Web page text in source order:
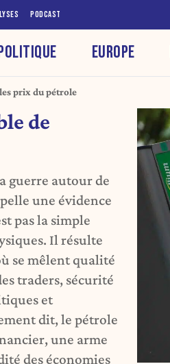
PODCAST
EUROPE
prix du pétrole
de
guerre autour de
une évidence
pas la simple
Il résulte
se mêlent qualité
traders, sécurité
et
dit, le pétrole
une arme
des économies